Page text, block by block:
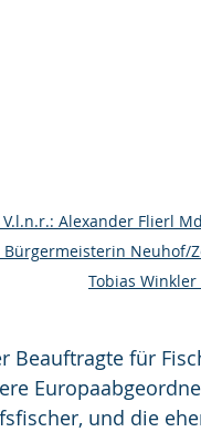
Alexander Flierl
Bürgermeisterin
Tobias Winkler
Beauftragte für
und die